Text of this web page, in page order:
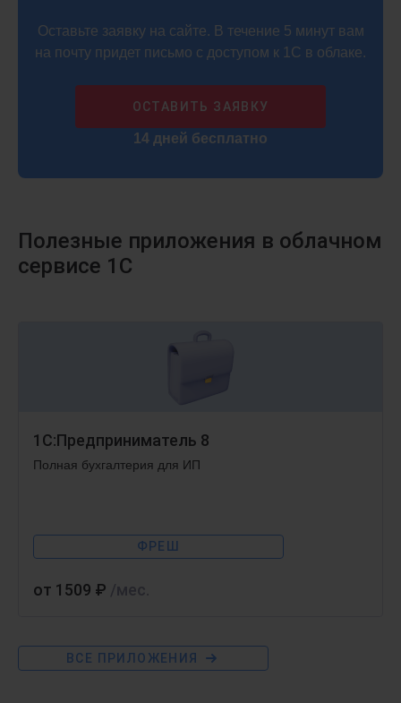
Оставьте заявку на сайте. В течение 5 минут вам
на почту придет письмо с доступом к 1С в облаке.
ОСТАВИТЬ ЗАЯВКУ
14 дней бесплатно
Полезные приложения в облачном
сервисе 1С
1С:Предприниматель 8
Полная бухгалтерия для ИП
ФРЕШ
от 1509 ₽
ВСЕ ПРИЛОЖЕНИЯ